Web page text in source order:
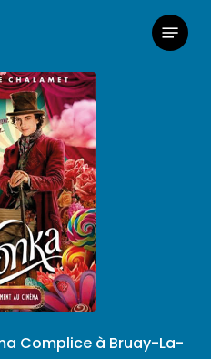
Menu
Complice à Bruay-La-